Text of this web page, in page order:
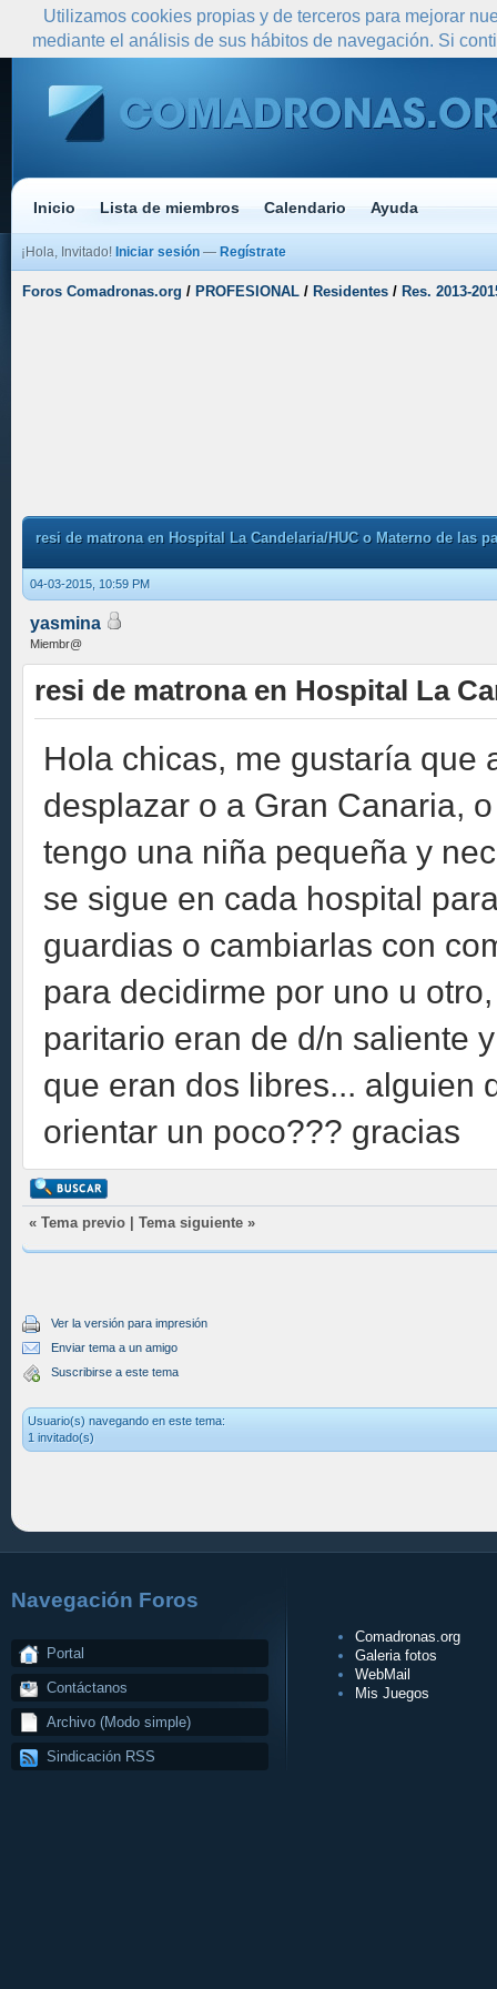
Inicio Lista de miembros Calendario Ayuda
¡Hola, Invitado! Iniciar sesión — Regístrate
Foros Comadronas.org / PROFESIONAL / Residentes / Res. 2013-
resi de matrona en Hospital La Candelaria/HUC o Materno de las
04-03-2015, 10:59 PM
yasmina
Miembr@
resi de matrona en Hospital La
Hola chicas, me gustaría que
desplazar o a Gran Canaria,
tengo una niña pequeña y
se sigue en cada hospital
guardias o cambiarlas con
para decidirme por uno u
paritario eran de d/n saliente
que eran dos libres... alguien
orientar un poco??? gracias
« Tema previo Tema siguiente »
Ver la versión para impresión
Enviar tema a un amigo
Suscribirse a este tema
Usuario(s) navegando en este tema:
1 invitado(s)
Navegación Foros
Portal
Contáctanos
Archivo (Modo simple)
Sindicación RSS
Comadronas.org
Galeria fotos
WebMail
Mis Juegos
Utilizamos cookies propias y de terceros para mejorar
mediante el análisis de sus hábitos de navegación. Si